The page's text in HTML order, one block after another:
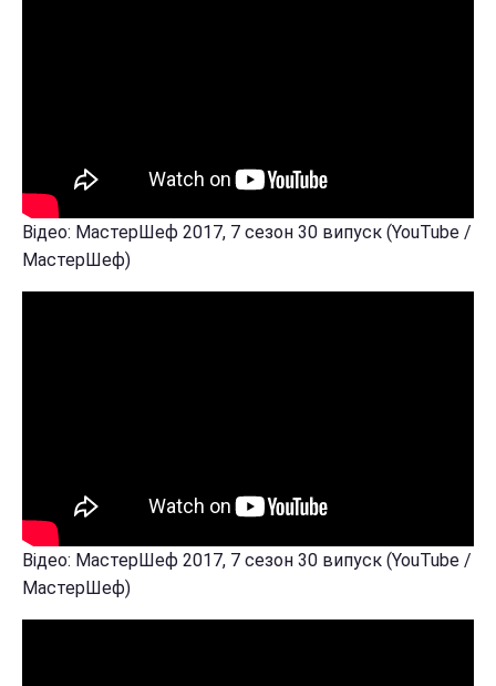
Відео: МастерШеф 2017, 7 сезон 30 випуск (YouTube /
МастерШеф)
Відео: МастерШеф 2017, 7 сезон 30 випуск (YouTube /
МастерШеф)